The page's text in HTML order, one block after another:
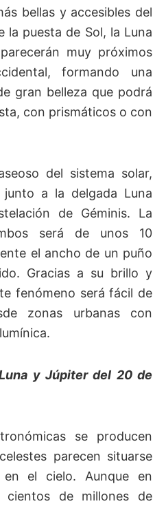
bellas y accesibles del
la puesta de Sol, la Luna
muy próximos
formando una
gran belleza que podrá
con prismáticos o con
del sistema solar,
junto a la delgada Luna
de Géminis. La
será de unos 10
el ancho de un puño
Gracias a su brillo y
fenómeno será fácil de
zonas urbanas con
y Júpiter del 20 de
se producen
parecen situarse
el cielo. Aunque en
cientos de millones de